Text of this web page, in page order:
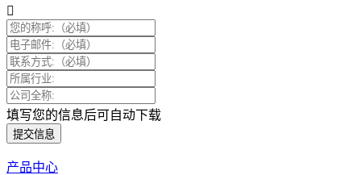
填写您的信息后可自动下载
提交信息
产品中心